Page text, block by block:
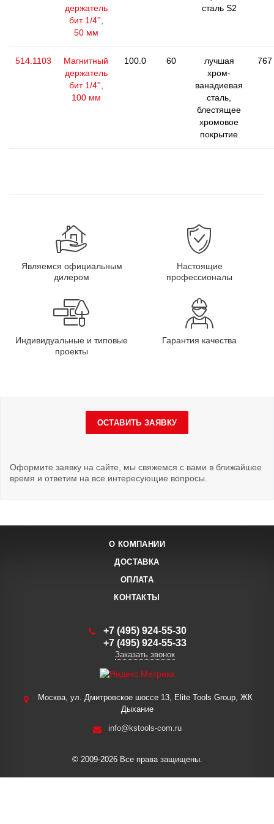
держатель
бит 1/4'',
50 мм
сталь S2
514.1103
Магнитный
держатель
бит 1/4'',
100 мм
100.0 60
лучшая
хром-
ванадиевая
сталь,
блестящее
хромовое
покрытие
767
Являемся официальным
дилером
Настоящие
профессионалы
Индивидуальные и типовые
проекты
Гарантия качества
ОСТАВИТЬ ЗАЯВКУ
Оформите заявку на сайте, мы свяжемся с вами в ближайшее
время и ответим на все интересующие вопросы.
О КОМПАНИИ
ДОСТАВКА
ОПЛАТА
КОНТАКТЫ
+7 (495) 924-55-30
+7 (495) 924-55-33
Заказать звонок
Москва, ул. Дмитровское шоссе 13, Elite Tools Group, ЖК
Дыхание
info@kstools-com.ru
© 2009-2026 Все права защищены.